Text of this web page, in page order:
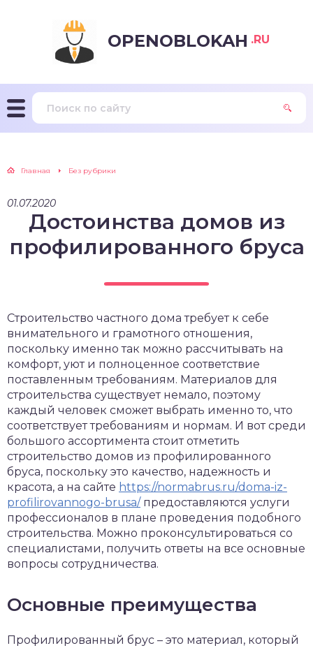
OPENOBLOKAH .RU
Главная Без рубрики
01.07.2020
Достоинства домов из
профилированного бруса
Строительство частного дома требует к себе
внимательного и грамотного отношения,
поскольку именно так можно рассчитывать на
комфорт, уют и полноценное соответствие
поставленным требованиям. Материалов для
строительства существует немало, поэтому
каждый человек сможет выбрать именно то, что
соответствует требованиям и нормам. И вот среди
большого ассортимента стоит отметить
строительство домов из профилированного
бруса, поскольку это качество, надежность и
красота, а на сайте https://normabrus.ru/doma-iz-
profilirovannogo-brusa/предоставляются услуги
профессионалов в плане проведения подобного
строительства. Можно проконсультироваться со
специалистами, получить ответы на все основные
вопросы сотрудничества.
Основные преимущества
Профилированный брус – это материал, который